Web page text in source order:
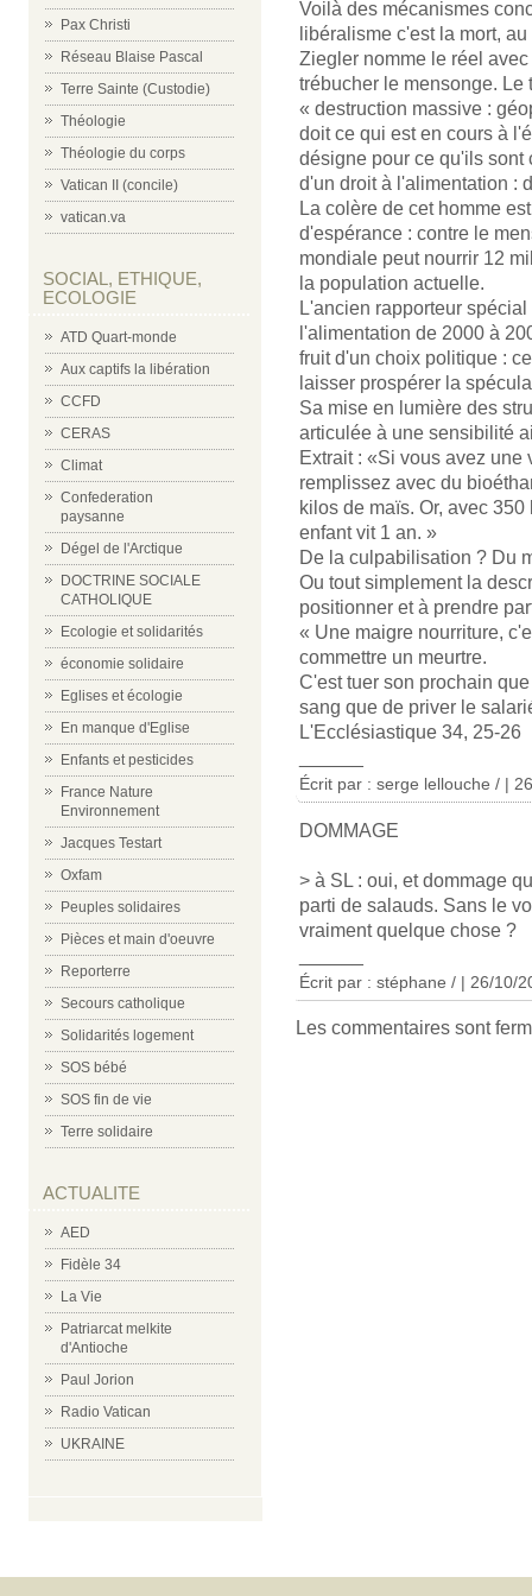
Pax Christi
Réseau Blaise Pascal
Terre Sainte (Custodie)
Théologie
Théologie du corps
Vatican II (concile)
vatican.va
SOCIAL, ETHIQUE,
ECOLOGIE
ATD Quart-monde
Aux captifs la libération
CCFD
CERAS
Climat
Confederation
paysanne
Dégel de l'Arctique
DOCTRINE SOCIALE
CATHOLIQUE
Ecologie et solidarités
économie solidaire
Eglises et écologie
En manque d'Eglise
Enfants et pesticides
France Nature
Environnement
Jacques Testart
Oxfam
Peuples solidaires
Pièces et main d'oeuvre
Reporterre
Secours catholique
Solidarités logement
SOS bébé
SOS fin de vie
Terre solidaire
ACTUALITE
AED
Fidèle 34
La Vie
Patriarcat melkite
d'Antioche
Paul Jorion
Radio Vatican
UKRAINE
Voilà des mécanismes
libéralisme c'est la mort,
Ziegler nomme le réel
trébucher le mensonge. Le
« destruction massive :
doit ce qui est en cours à
désigne pour ce qu'ils sont
d'un droit à l'alimentation :
La colère de cet homme
d'espérance : contre le
mondiale peut nourrir 12
la population actuelle.
L'ancien rapporteur
l'alimentation de 2000 à
fruit d'un choix politique :
laisser prospérer la
Sa mise en lumière des
articulée à une sensibilité
Extrait : «Si vous avez
remplissez avec du
kilos de maïs. Or, avec
enfant vit 1 an. »
De la culpabilisation ? Du
Ou tout simplement la
positionner et à prendre
« Une maigre nourriture,
commettre un meurtre.
C'est tuer son prochain
sang que de priver le
L'Ecclésiastique 34, 25-26
Écrit par : serge lellouche / |
DOMMAGE
> à SL : oui, et dommage
parti de salauds. Sans le
vraiment quelque chose ?
Écrit par : stéphane / | 26/10/
Les commentaires sont